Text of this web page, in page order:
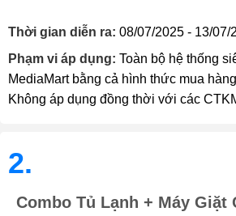
Thời gian diễn ra: 08/07/2025 - 13/07/
Phạm vi áp dụng: Toàn bộ hệ thống
MediaMart bằng cả hình thức mua
Không áp dụng đồng thời với các
2.
Combo Tủ Lạnh + Máy Giặt